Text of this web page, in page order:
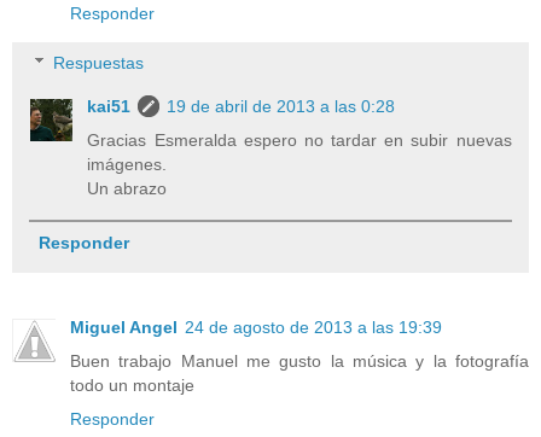
Responder
Respuestas
kai51
19 de abril de 2013 a las 0:28
Gracias Esmeralda espero no tardar en subir nuevas
imágenes.
Un abrazo
Responder
Miguel Angel 24 de agosto de 2013 a las 19:39
Buen trabajo Manuel me gusto la música y la fotografía
todo un montaje
Responder